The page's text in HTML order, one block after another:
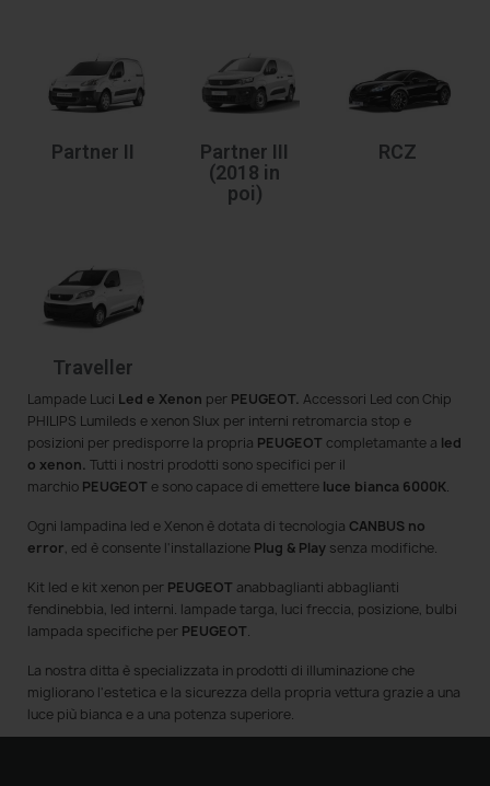
Partner II
Partner III
(2018 in
poi)
RCZ
Traveller
Lampade Luci Led e Xenon per PEUGEOT. Accessori Led con Chip
PHILIPS Lumileds e xenon Slux per interni retromarcia stop e
posizioni per predisporre la propria PEUGEOT completamante a led
o xenon. Tutti i nostri prodotti sono specifici per il
marchio PEUGEOT e sono capace di emettere luce bianca 6000K.
Ogni lampadina led e Xenon è dotata di tecnologia CANBUS no
error, ed è consente l'installazione Plug & Play senza modifiche.
Kit led e kit xenon per PEUGEOT anabbaglianti abbaglianti
fendinebbia, led interni. lampade targa, luci freccia, posizione, bulbi
lampada specifiche per PEUGEOT.
La nostra ditta è specializzata in prodotti di illuminazione che
migliorano l'estetica e la sicurezza della propria vettura grazie a una
luce più bianca e a una potenza superiore.